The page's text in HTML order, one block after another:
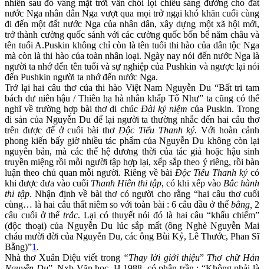
nhiên sau đó vầng mặt trời vẫn chói lọi chiếu sáng đường cho đất
nước Nga nhân dân Nga vượt qua mọi trở ngại khó khăn cuối cùng
đi đến một đất nước Nga của nhân dân, xây dựng một xã hội mới,
trở thành cường quốc sánh với các cường quốc bốn bể năm châu và
tên tuổi A.Puskin không chỉ còn là tên tuổi thi hào của dân tộc Nga
mà còn là thi hào của toàn nhân loại. Ngày nay nói đến nước Nga là
người ta nhớ đến tên tuổi và sự nghiệp của Pushkin và ngược lại nói
đến Pushkin người ta nhớ đến nước Nga.
Trở lại hai câu thơ của thi hào Việt Nam Nguyễn Du “Bất tri tam
bách dư niên hậu / Thiên hạ hà nhân khấp Tố Như” ta cũng có thể
nghĩ về trường hợp bài thơ di chúcĐài kỷ niệm của Puskin. Trong
di sản của Nguyễn Du để lại người ta thường nhắc đến hai câu thơ
trên được để ở cuối bài thơĐộc Tiểu Thanh ký. Với hoàn cảnh
phong kiến bấy giờ nhiều tác phẩm của Nguyễn Du không còn lại
nguyên bản, mà các thế hệ đương thời của tác giả hoặc hậu sinh
truyền miệng rồi mỗi người tập hợp lại, xếp sắp theo ý riêng, rồi bàn
luận theo chủ quan mỗi người. Riêng về bài Độc Tiểu Thanh kýcó
khi được đưa vào cuối Thanh Hiên thi tập, có khi xếp vào Bắc hành
thi tập. Nhận định về bài thơ có người cho rằng “hai câu thơ cuối
cùng… là hai câu thất niêm so với toàn bài : 6 câu đầu ở thể bằng, 2
câu cuối ở thểtrắc. Lại có thuyết nói đó là hai câu “khẩu chiếm”
(độc thoại) của Nguyễn Du lúc sắp mất (ông Nghè Nguyễn Mai
cháu mười đời của Nguyễn Du, các ông Bùi Kỷ, Lê Thước, Phan Sĩ
Bằng)”1 .
Nhà thơ Xuân Diệu viết trong “Thay lời giới thiệu” Thơ chữ Hán